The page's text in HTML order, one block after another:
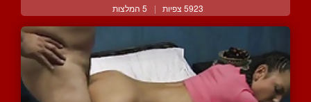
5923 צפיות | 5 המלצות